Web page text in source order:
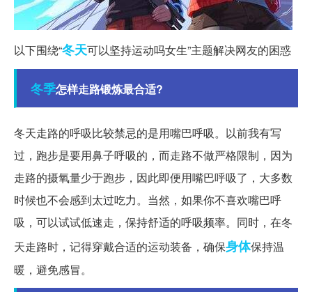
以下围绕“冬天可以坚持运动吗女生”主题解决网友的困惑
冬季怎样走路锻炼最合适?
冬天走路的呼吸比较禁忌的是用嘴巴呼吸。以前我有写
过，跑步是要用鼻子呼吸的，而走路不做严格限制，因为
走路的摄氧量少于跑步，因此即便用嘴巴呼吸了，大多数
时候也不会感到太过吃力。当然，如果你不喜欢嘴巴呼
吸，可以试试低速走，保持舒适的呼吸频率。同时，在冬
天走路时，记得穿戴合适的运动装备，确保身体保持温
暖，避免感冒。